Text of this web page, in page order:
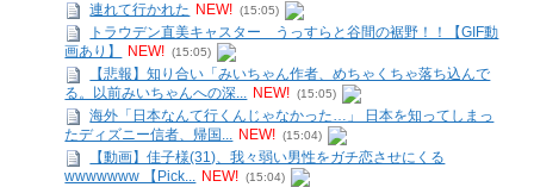
連れて行かれた NEW! (15:05)
トラウデン直美キャスター うっすらと谷間の裾野！！【GIF動
画あり】
NEW! (15:05)
【悲報】知り合い「みいちゃん作者、めちゃくちゃ落ち込んで
る。以前みいちゃんへの深... NEW! (15:05)
海外「日本なんて行くんじゃなかった…」 日本を知ってしまっ
たディズニー信者、帰国... NEW! (15:04)
【動画】佳子様(31)、我々弱い男性をガチ恋させにくる
wwwwwww 【Pick... NEW! (15:04)